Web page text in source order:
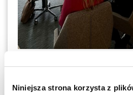
Niniejsza strona korzysta z
uznaniu współpracy za stosunek